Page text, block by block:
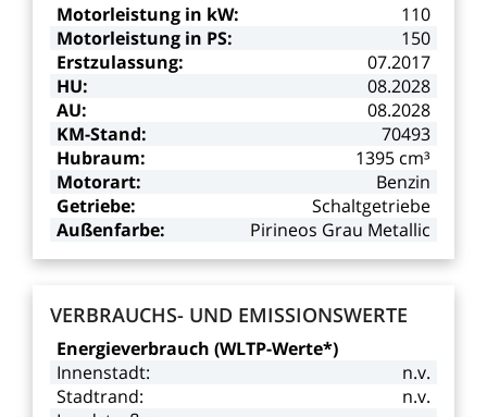
Motorleistung in kW:
110
Motorleistung in PS:
150
Erstzulassung:
07.2017
HU:
08.2028
AU:
08.2028
KM-Stand:
70493
Hubraum:
1395 cm³
Motorart:
Benzin
Getriebe:
Schaltgetriebe
Außenfarbe:
Pirineos Grau Metallic
VERBRAUCHS- UND EMISSIONSWERTE
Energieverbrauch (WLTP-Werte*)
Innenstadt:
n.v.
Stadtrand:
n.v.